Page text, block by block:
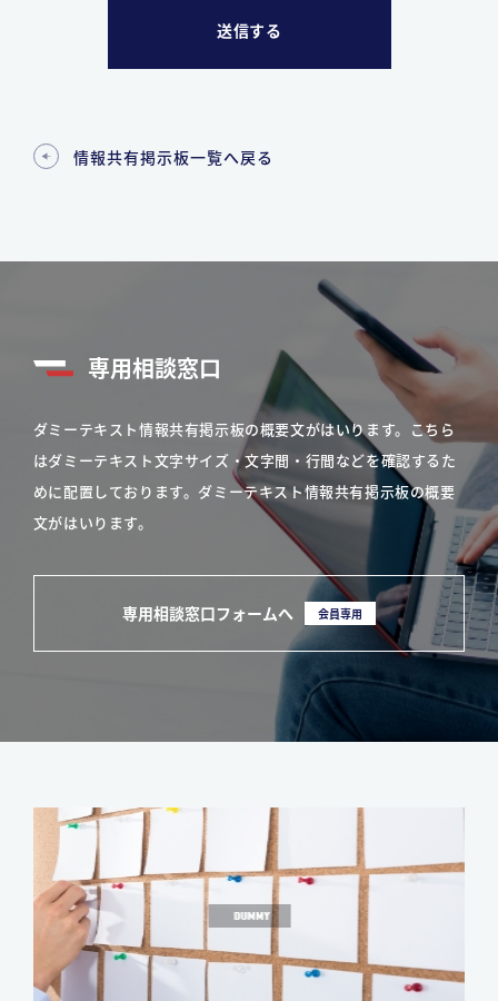
情報共有掲示板一覧へ戻る
専用相談窓口
ダミーテキスト情報共有掲示板の概要文がはいります。こちら
はダミーテキスト文字サイズ・文字間・行間などを確認するた
めに配置しております。ダミーテキスト情報共有掲示板の概要
文がはいります。
専用相談窓口フォームへ 会員専用